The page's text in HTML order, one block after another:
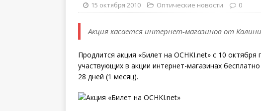
15 октября 2010 Оптические новости 0
Акция касается интернет-магазинов от
Продлится акция «Билет на OCHKI.net» с 10
участвующих в акции интернет-магазинах
28 дней (1 месяц).